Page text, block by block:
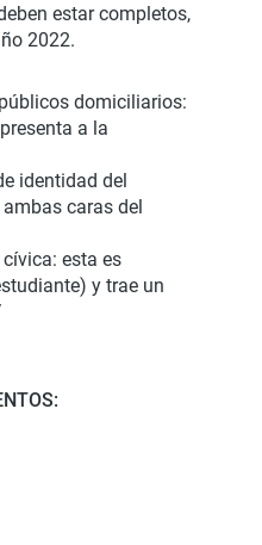
estar completos,
2022.
domiciliarios:
a la
identidad del
caras del
esta es
y trae un